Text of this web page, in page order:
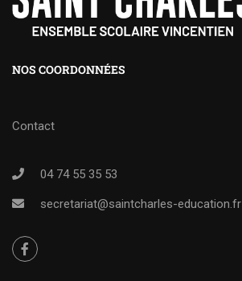
NOS COORDONNÉES
Contact
04 74 55 35 53
secretariat@saintcharles-education.fr